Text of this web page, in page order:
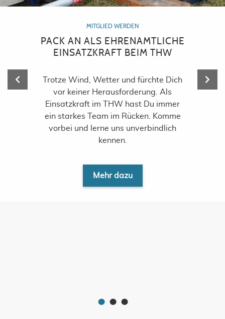
MITGLIED WERDEN
PACK AN ALS EHRENAMTLICHE
EINSATZKRAFT BEIM THW
Trotze Wind, Wetter und fürchte Dich
vor keiner Herausforderung. Als
Einsatzkraft im THW hast Du immer
ein starkes Team im Rücken. Komme
vorbei und lerne uns unverbindlich
kennen.
Mehr dazu
• • •